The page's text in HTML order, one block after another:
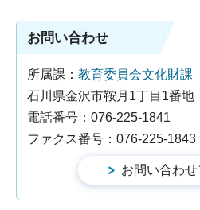
お問い合わせ
所属課： 教育委員会文化財課
石川県金沢市鞍月1丁目1番地
電話番号：076-225-1841
ファクス番号：076-225-1843